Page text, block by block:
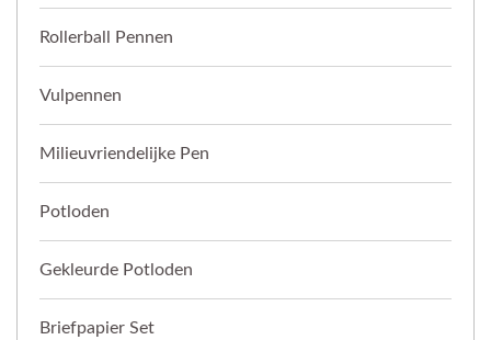
Rollerball Pennen
Vulpennen
Milieuvriendelijke Pen
Potloden
Gekleurde Potloden
Briefpapier Set